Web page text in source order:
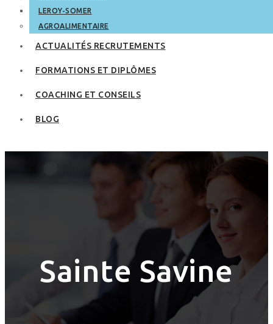
LEROY-SOMER
AGROALIMENTAIRE
ACTUALITÉS RECRUTEMENTS
FORMATIONS ET DIPLÔMES
COACHING ET CONSEILS
BLOG
Sainte Savine